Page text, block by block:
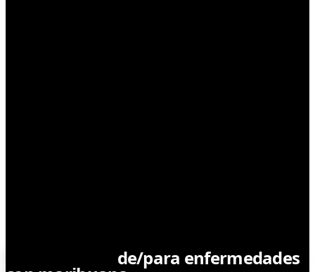
de/para enfermedades